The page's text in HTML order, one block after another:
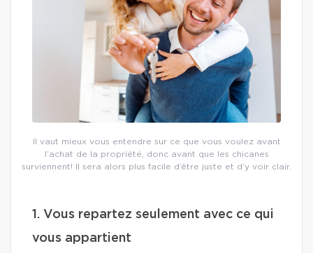
Il vaut mieux vous entendre sur ce que vous voulez avant
l’achat de la propriété, donc avant que les chicanes
surviennent! Il sera alors plus facile d’être juste et d’y voir clair.
1. Vous repartez seulement avec ce qui
vous appartient